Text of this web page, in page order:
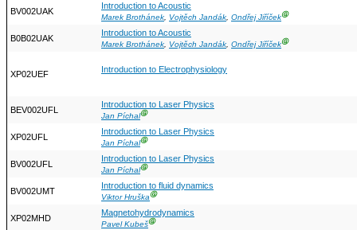
BV002UAK
Introduction to Acoustic
Marek Brothánek, Vojtěch Jandák, Ondřej JiříčekⒼ
B0B02UAK
Introduction to Acoustic
Marek Brothánek, Vojtěch Jandák, Ondřej JiříčekⒼ
XP02UEF Introduction to Electrophysiology
BEV002UFL
Introduction to Laser Physics
Jan PíchalⒼ
XP02UFL
Introduction to Laser Physics
Jan PíchalⒼ
BV002UFL
Introduction to Laser Physics
Jan PíchalⒼ
BV002UMT
Introduction to fluid dynamics
Viktor HruškaⒼ
XP02MHD
Magnetohydrodynamics
Pavel KubešⒼ